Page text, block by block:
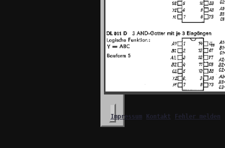
Impressum Kontakt Fehler melden